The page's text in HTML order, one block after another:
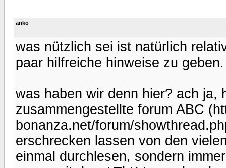
anko
was nützlich sei ist natürlich
paar hilfreiche hinweise zu geben.
was haben wir denn hier? ach ja,
zusammengestellte forum ABC
bonanza.net/forum/
erschrecken lassen von den
einmal durchlesen, sondern